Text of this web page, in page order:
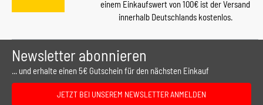
einem Einkaufswert von 100€ ist der Versand
innerhalb Deutschlands kostenlos.
Newsletter abonnieren
... und erhalte einen 5€ Gutschein für den nächsten Einkauf
JETZT BEI UNSEREM NEWSLETTER ANMELDEN